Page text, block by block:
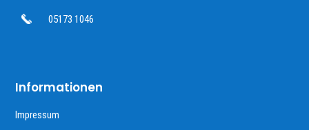
05173 1046
Informationen
Impressum